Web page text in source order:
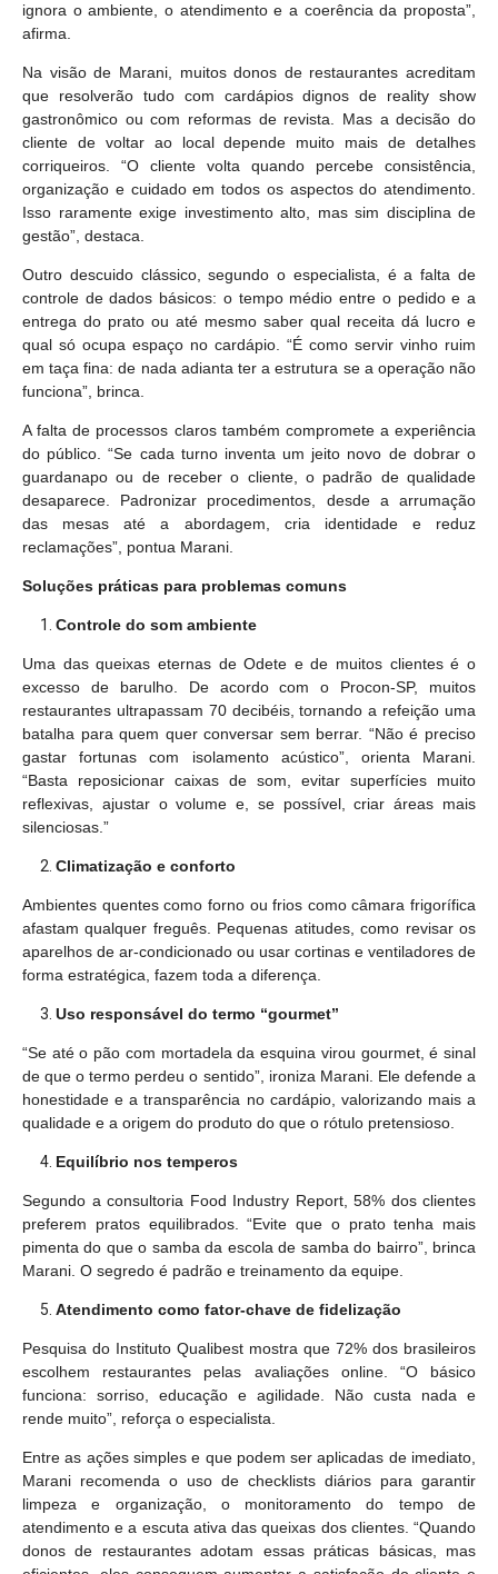
ignora o ambiente, o atendimento e a coerência da proposta”,
afirma.
Na visão de Marani, muitos donos de restaurantes acreditam
que resolverão tudo com cardápios dignos de reality show
gastronômico ou com reformas de revista. Mas a decisão do
cliente de voltar ao local depende muito mais de detalhes
corriqueiros. “O cliente volta quando percebe consistência,
organização e cuidado em todos os aspectos do atendimento.
Isso raramente exige investimento alto, mas sim disciplina de
gestão”, destaca.
Outro descuido clássico, segundo o especialista, é a falta de
controle de dados básicos: o tempo médio entre o pedido e a
entrega do prato ou até mesmo saber qual receita dá lucro e
qual só ocupa espaço no cardápio. “É como servir vinho ruim
em taça fina: de nada adianta ter a estrutura se a operação não
funciona”, brinca.
A falta de processos claros também compromete a experiência
do público. “Se cada turno inventa um jeito novo de dobrar o
guardanapo ou de receber o cliente, o padrão de qualidade
desaparece. Padronizar procedimentos, desde a arrumação
das mesas até a abordagem, cria identidade e reduz
reclamações”, pontua Marani.
Soluções práticas para problemas comuns
Controle do som ambiente
Uma das queixas eternas de Odete e de muitos clientes é o
excesso de barulho. De acordo com o Procon-SP, muitos
restaurantes ultrapassam 70 decibéis, tornando a refeição uma
batalha para quem quer conversar sem berrar. “Não é preciso
gastar fortunas com isolamento acústico”, orienta Marani.
“Basta reposicionar caixas de som, evitar superfícies muito
reflexivas, ajustar o volume e, se possível, criar áreas mais
silenciosas.”
Climatização e conforto
Ambientes quentes como forno ou frios como câmara frigorífica
afastam qualquer freguês. Pequenas atitudes, como revisar os
aparelhos de ar-condicionado ou usar cortinas e ventiladores de
forma estratégica, fazem toda a diferença.
Uso responsável do termo “gourmet”
“Se até o pão com mortadela da esquina virou gourmet, é sinal
de que o termo perdeu o sentido”, ironiza Marani. Ele defende a
honestidade e a transparência no cardápio, valorizando mais a
qualidade e a origem do produto do que o rótulo pretensioso.
Equilíbrio nos temperos
Segundo a consultoria Food Industry Report, 58% dos clientes
preferem pratos equilibrados. “Evite que o prato tenha mais
pimenta do que o samba da escola de samba do bairro”, brinca
Marani. O segredo é padrão e treinamento da equipe.
Atendimento como fator-chave de fidelização
Pesquisa do Instituto Qualibest mostra que 72% dos brasileiros
escolhem restaurantes pelas avaliações online. “O básico
funciona: sorriso, educação e agilidade. Não custa nada e
rende muito”, reforça o especialista.
Entre as ações simples e que podem ser aplicadas de imediato,
Marani recomenda o uso de checklists diários para garantir
limpeza e organização, o monitoramento do tempo de
atendimento e a escuta ativa das queixas dos clientes. “Quando
donos de restaurantes adotam essas práticas básicas, mas